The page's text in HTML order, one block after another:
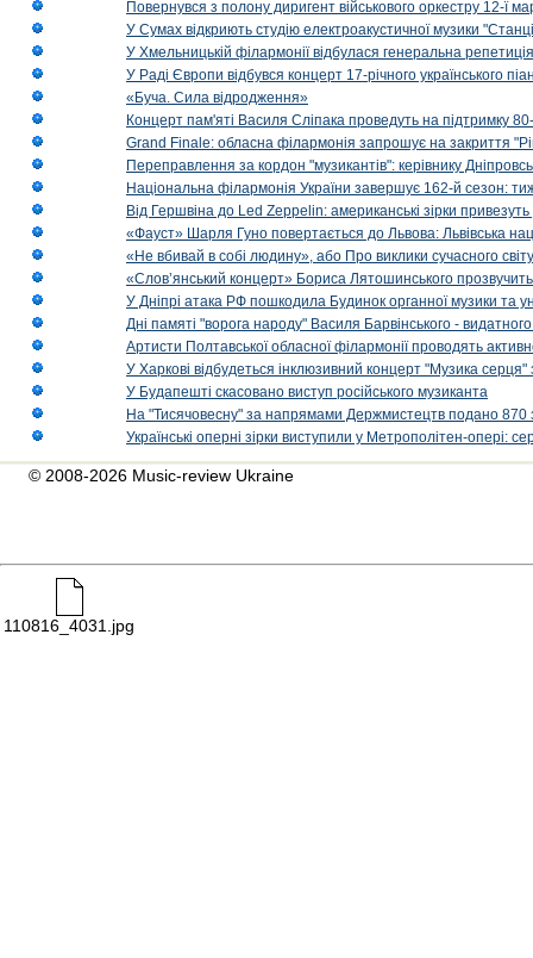
Повернувся з полону диригент військового оркестру 12-ї
У Сумах відкриють студію електроакустичної музики
У Хмельницькій філармонії відбулася генеральна
У Раді Європи відбувся концерт 17-річного українського
«Буча. Сила відродження»
Концерт пам'яті Василя Сліпака проведуть на підтримку
Grand Finale: обласна філармонія запрошує на закриття
Переправлення за кордон "музикантів": керівнику
Національна філармонія України завершує 162-й сезон:
Від Гершвіна до Led Zeppelin: американські зірки
«Фауст» Шарля Гуно повертається до Львова: Львівська
«Не вбивай в собі людину», або Про виклики сучасного світу
«Слов’янський концерт» Бориса Лятошинського
У Дніпрі атака РФ пошкодила Будинок органної музики та
Дні памяті "ворога народу" Василя Барвінського -
Артисти Полтавської обласної філармонії проводять
У Харкові відбудеться інклюзивний концерт "Музика
У Будапешті скасовано виступ російського музиканта
На "Тисячовесну" за напрямами Держмистецтв подано 870
Українські оперні зірки виступили у Метрополітен-опері:
© 2008-2026 Music-review Ukraine
110816_4031.jpg